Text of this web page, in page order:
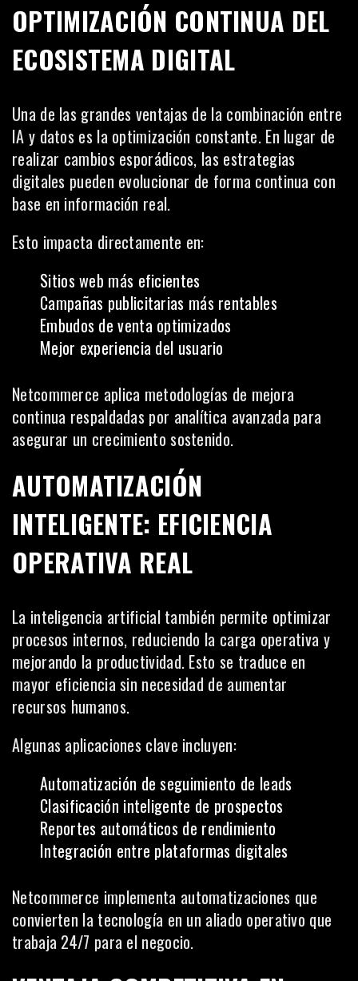
OPTIMIZACIÓN CONTINUA DEL
ECOSISTEMA DIGITAL
Una de las grandes ventajas de la combinación entre
IA y datos es la optimización constante. En lugar de
realizar cambios esporádicos, las estrategias
digitales pueden evolucionar de forma continua con
base en información real.
Esto impacta directamente en:
Sitios web más eficientes
Campañas publicitarias más rentables
Embudos de venta optimizados
Mejor experiencia del usuario
Netcommerce aplica metodologías de mejora
continua respaldadas por analítica avanzada para
asegurar un crecimiento sostenido.
AUTOMATIZACIÓN
INTELIGENTE: EFICIENCIA
OPERATIVA REAL
La inteligencia artificial también permite optimizar
procesos internos, reduciendo la carga operativa y
mejorando la productividad. Esto se traduce en
mayor eficiencia sin necesidad de aumentar
recursos humanos.
Algunas aplicaciones clave incluyen:
Automatización de seguimiento de leads
Clasificación inteligente de prospectos
Reportes automáticos de rendimiento
Integración entre plataformas digitales
Netcommerce implementa automatizaciones que
convierten la tecnología en un aliado operativo que
trabaja 24/7 para el negocio.